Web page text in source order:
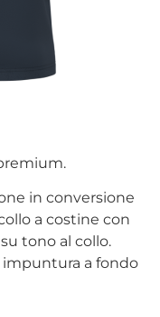
in conversione
a costine con
tono al collo.
impuntura a fondo